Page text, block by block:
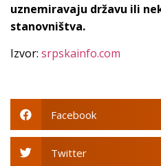
uznemiravaju državu ili
stanovništva.
Izvor: srpskainfo.com
Facebook
Twitter